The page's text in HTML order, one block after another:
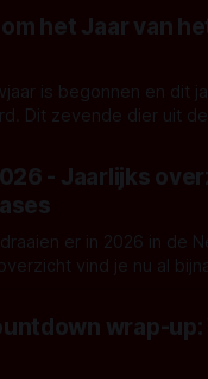
gaan, Maar
Van welke
het Jaar van
is begonnen en dit
Dit zevende dier uit
Zes kijktips!
- Jaarlijks
er in 2026 in de
vind je nu al
wrap-up: